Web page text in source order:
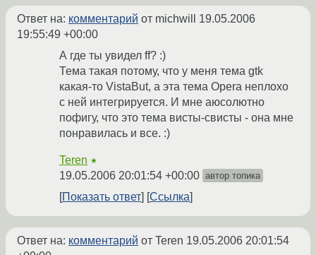
Ответ на: комментарий от michwill 19.05.2006
19:55:49 +00:00
А где ты увидел ff? :)
Тема такая потому, что у меня тема gtk
какая-то VistaBut, а эта тема Opera неплохо
с ней интегрируется. И мне аюсолютно
пофигу, что это тема висты-свисты - она мне
понравилась и все. :)
Teren ★
19.05.2006 20:01:54 +00:00 автор топика
Показать ответ Ссылка
Ответ на: комментарий от Teren 19.05.2006 20:01:54